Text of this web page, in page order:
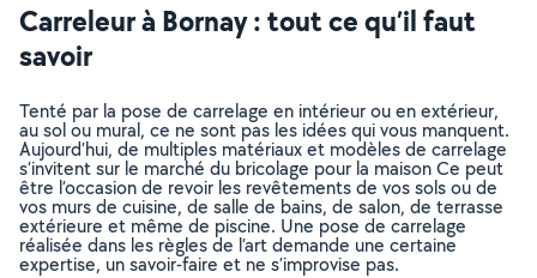
Carreleur à Bornay : tout ce qu’il faut
savoir
Tenté par la pose de carrelage en intérieur ou en extérieur,
au sol ou mural, ce ne sont pas les idées qui vous manquent.
Aujourd’hui, de multiples matériaux et modèles de carrelage
s’invitent sur le marché du bricolage pour la maison Ce peut
être l’occasion de revoir les revêtements de vos sols ou de
vos murs de cuisine, de salle de bains, de salon, de terrasse
extérieure et même de piscine. Une pose de carrelage
réalisée dans les règles de l’art demande une certaine
expertise, un savoir-faire et ne s’improvise pas.